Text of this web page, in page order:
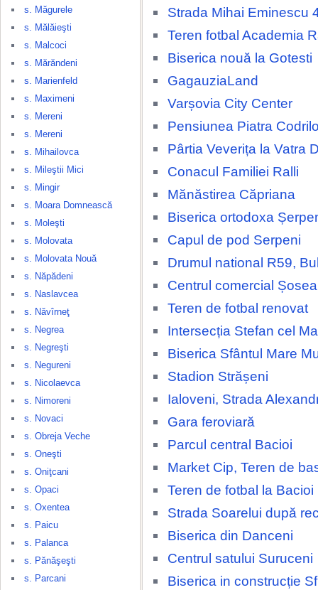
s. Măgurele
s. Mălăieşti
s. Malcoci
s. Mărăndeni
s. Marienfeld
s. Maximeni
s. Mereni
s. Mereni
s. Mihailovca
s. Mileştii Mici
s. Mingir
s. Moara Domnească
s. Moleşti
s. Molovata
s. Molovata Nouă
s. Năpădeni
s. Naslavcea
s. Năvîrneţ
s. Negrea
s. Negreşti
s. Negureni
s. Nicolaevca
s. Nimoreni
s. Novaci
s. Obreja Veche
s. Oneşti
s. Oniţcani
s. Opaci
s. Oxentea
s. Paicu
s. Palanca
s. Pănăşeşti
s. Parcani
Strada Mihai Eminescu
Teren fotbal Academia
Biserica nouă la Gotesti
GagauziaLand
Varșovia City Center
Pensiunea Piatra
Pârtia Veverița la Vatra
Conacul Familiei Ralli
Mănăstirea Căpriana
Biserica ortodoxa
Capul de pod Serpeni
Drumul national R59,
Centrul comercial
Teren de fotbal renovat
Intersecția Stefan cel
Biserica Sfântul Mare
Stadion Strășeni
Ialoveni, Strada
Gara feroviară
Parcul central Bacioi
Market Cip, Teren de
Teren de fotbal la Bacioi
Strada Soarelui după
Biserica din Danceni
Centrul satului Suruceni
Biserica in construcție